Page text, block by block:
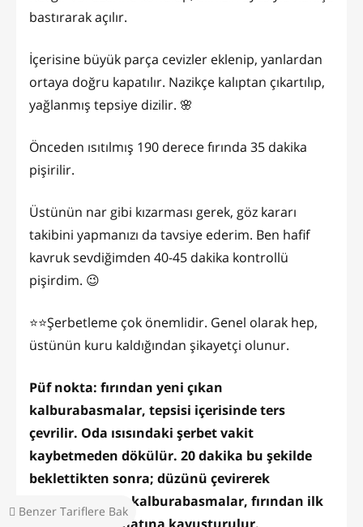
Benzer Tariflere Bak
bastırarak açılır.
İçerisine büyük parça cevizler eklenip, yanlardan
ortaya doğru kapatılır. Nazikçe kalıptan çıkartılıp,
yağlanmış tepsiye dizilir. 🌸
Önceden ısıtılmış 190 derece fırında 35 dakika
pişirilir.
Üstünün nar gibi kızarması gerek, göz kararı
takibini yapmanızı da tavsiye ederim. Ben hafif
kavruk sevdiğimden 40-45 dakika kontrollü
pişirdim. 😉
⭐️⭐️Şerbetleme çok önemlidir. Genel olarak hep,
üstünün kuru kaldığından şikayetçi olunur.
Püf nokta: fırından yeni çıkan
kalburabasmalar, tepsisi içerisinde ters
çevrilir. Oda ısısındaki şerbet vakit
kaybetmeden dökülür. 20 dakika bu şekilde
beklettikten sonra; düzünü çevirerek
şerbetlediğimiz kalburabasmalar, fırından ilk